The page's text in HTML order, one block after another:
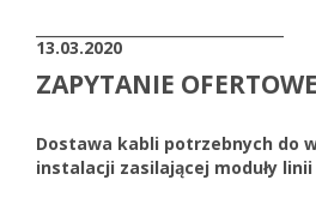
13.03.2020
ZAPYTANIE
Dostawa kabli potrzebnych do
instalacji zasilającej moduły